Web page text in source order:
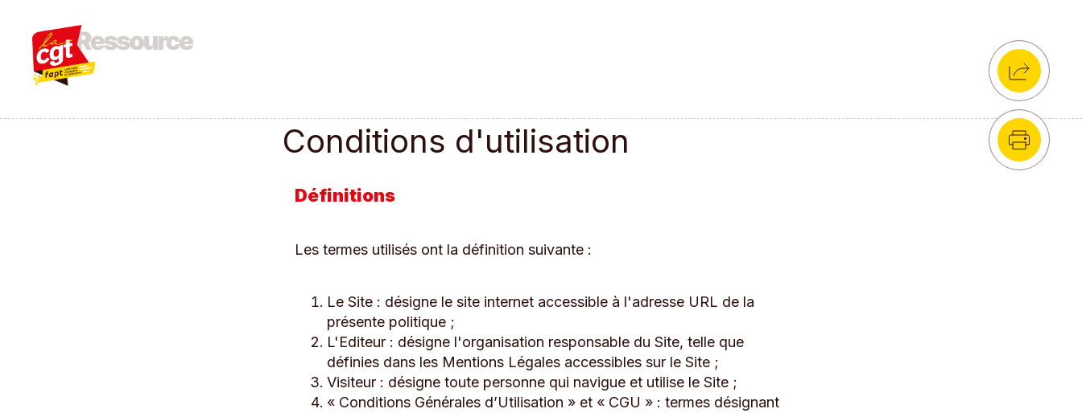
Conditions d'utilisation
Définitions
Les termes utilisés ont la définition suivante :
Le Site : désigne le site internet accessible à l'adresse URL de la
présente politique ;
L'Editeur : désigne l'organisation responsable du Site, telle que
définies dans les Mentions Légales accessibles sur le Site ;
Visiteur : désigne toute personne qui navigue et utilise le Site ;
« Conditions Générales d’Utilisation » et « CGU » : termes désignant